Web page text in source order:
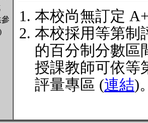
本校尚無訂定
本校採用等第制
的百分制分數區
授課教師可依等
評量專區 (連結)